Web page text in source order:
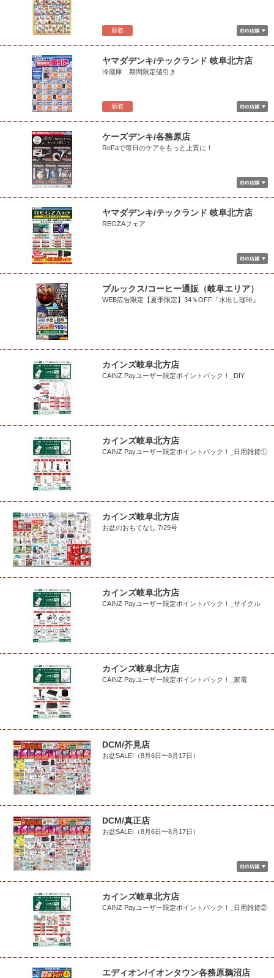
新着
新着
ヤマダデンキ/テックランド 岐阜北方店
冷蔵庫 期間限定値引き
ケーズデンキ/各務原店
ReFaで毎日のケアをもっと上質に！
ヤマダデンキ/テックランド 岐阜北方店
REGZAフェア
ブルックス/コーヒー通販（岐阜エリア）
WEB広告限定【夏季限定】34％OFF『水出し珈琲』
カインズ岐阜北方店
CAINZ Payユーザー限定ポイントバック！_DIY
カインズ岐阜北方店
CAINZ Payユーザー限定ポイントバック！_日用雑貨①
カインズ岐阜北方店
お盆のおもてなし 7/29号
カインズ岐阜北方店
CAINZ Payユーザー限定ポイントバック！_サイクル
カインズ岐阜北方店
CAINZ Payユーザー限定ポイントバック！_家電
DCM/芥見店
お盆SALE!（8月6日〜8月17日）
DCM/真正店
お盆SALE!（8月6日〜8月17日）
カインズ岐阜北方店
CAINZ Payユーザー限定ポイントバック！_日用雑貨②
エディオン/イオンタウン各務原鵜沼店